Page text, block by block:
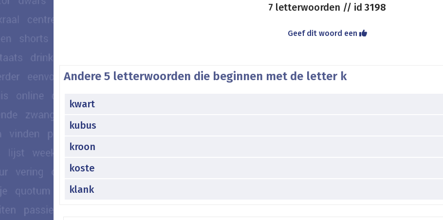
7 letterwoorden // id 3198
Geef dit woord een
Andere 5 letterwoorden die beginnen met de letter k
kwart
kubus
kroon
koste
klank